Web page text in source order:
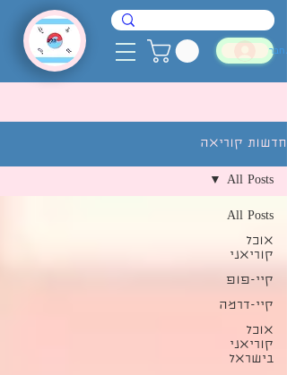
חדשות קוריאה
All Posts
אוכל
קוריאני
קיי-פופ
קיי-דרמה
אוכל
קוריאני
בישראל
All Posts